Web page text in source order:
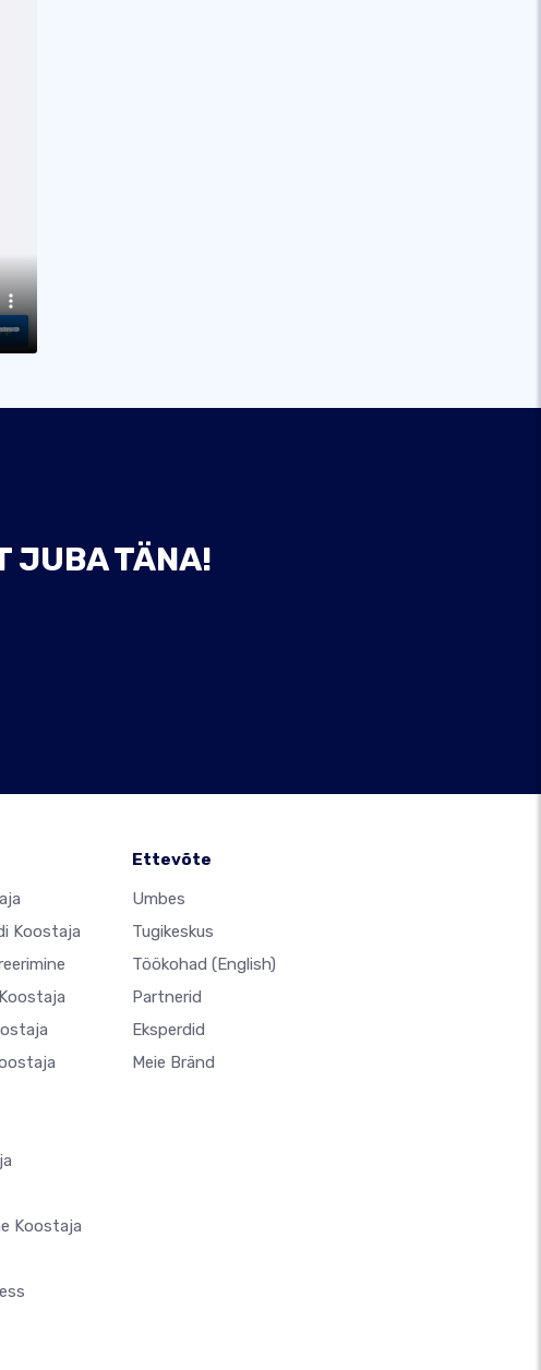
JUBA TÄNA!
Koostaja
Koostaja
Ettevõte
Umbes
Tugikeskus
Töökohad (English)
Partnerid
Eksperdid
Meie Bränd